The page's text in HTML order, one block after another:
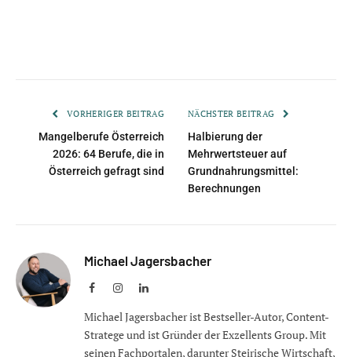
VORHERIGER BEITRAG
Mangelberufe Österreich
2026: 64 Berufe, die in
Österreich gefragt sind
NÄCHSTER BEITRAG
Halbierung der
Mehrwertsteuer auf
Grundnahrungsmittel:
Berechnungen
Michael Jagersbacher
FacebookInstagramLinkedIn
Michael Jagersbacher ist Bestseller-Autor, Content-
Stratege und ist Gründer der Exzellents Group. Mit
seinen Fachportalen, darunter Steirische Wirtschaft,